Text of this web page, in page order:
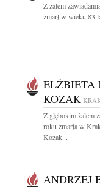
Z żalem
zmarł w wieku 83
ELŻBIETA
KOZAK
Z głębokim żalem
roku zmarła w
Kozak...
ANDRZEJ